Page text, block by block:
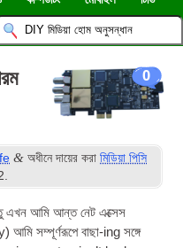
0
& অধীনে দায়ের করামিডিয়া পিসি
.
এখন আমি আন্ত নেট এক্সেস
সম্পূর্ণরূপে বাছা-ing সঙ্গে